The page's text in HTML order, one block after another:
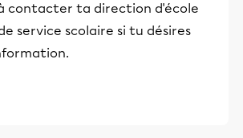
contacter ta direction d'école
service scolaire si tu désires